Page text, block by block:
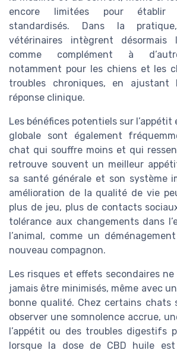
encore limitées pour établir
standardisés. Dans la
vétérinaires intègrent désormais
comme complément à
notamment pour les chiens et les
troubles chroniques, en ajustant
réponse clinique.
Les bénéfices potentiels sur
globale sont également
chat qui souffre moins et qui
retrouve souvent un meilleur
sa santé générale et son système
amélioration de la qualité de vie
plus de jeu, plus de contacts
tolérance aux changements dans
l’animal, comme un
nouveau compagnon.
Les risques et effets secondaires
jamais être minimisés, même avec
bonne qualité. Chez certains chats
observer une somnolence accrue,
l’appétit ou des troubles digestifs
lorsque la dose de CBD huile